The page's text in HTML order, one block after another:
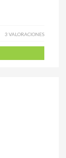
3 VALORACIONES